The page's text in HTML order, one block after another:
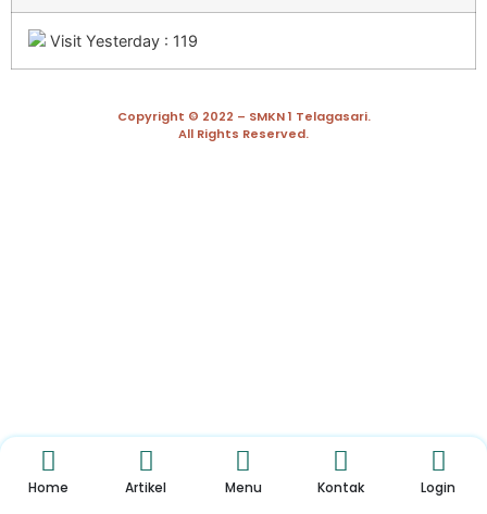
Visit Yesterday : 119
Copyright © 2022 – SMKN 1 Telagasari.
All Rights Reserved.
Home Artikel Menu Kontak Login